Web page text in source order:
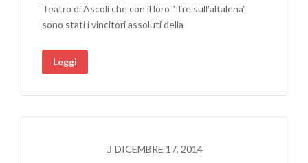
Teatro di Ascoli che con il loro “Tre sull’altalena”
sono stati i vincitori assoluti della
Leggi
DICEMBRE 17, 2014